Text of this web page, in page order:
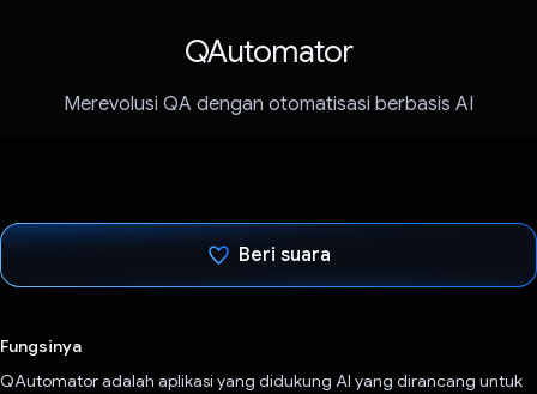
QAutomator
Merevolusi QA dengan otomatisasi berbasis AI
Beri suara
Fungsinya
QAutomator adalah aplikasi yang didukung AI yang dirancang untuk